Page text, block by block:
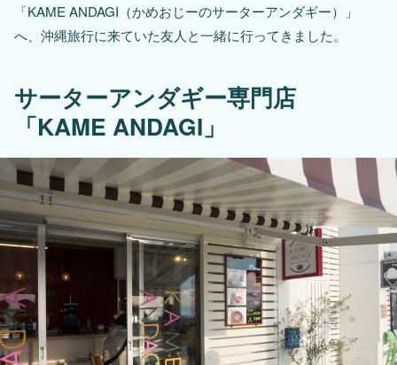
「KAME ANDAGI（かめおじーのサーターアンダギー）」
へ、沖縄旅行に来ていた友人と一緒に行ってきました。
サーターアンダギー専門店
「KAME ANDAGI」